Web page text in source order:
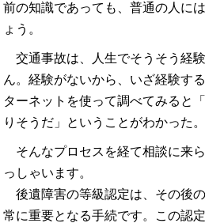
前の知識であっても、普通の人に
ょう。
交通事故は、人生でそうそう経
ん。経験がないから、いざ経験す
ターネットを使って調べてみると
りそうだ」ということがわかった
そんなプロセスを経て相談に来
っしゃいます。
後遺障害の等級認定は、その後
常に重要となる手続です。この認